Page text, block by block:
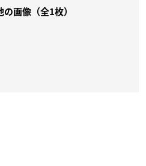
の画像（全1枚）